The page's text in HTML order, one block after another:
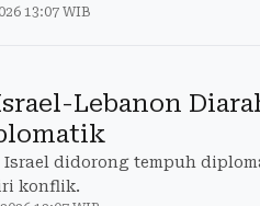
13:07 WIB
Lebanon
Israel didorong tempuh
konflik.